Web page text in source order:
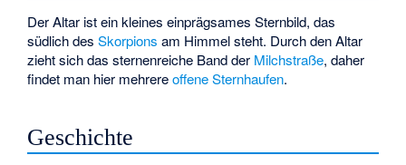
Der Altar ist ein kleines einprägsames Sternbild, das
südlich desSkorpions am Himmel steht. Durch den Altar
zieht sich das sternenreiche Band der Milchstraße, daher
findet man hier mehrereoffene Sternhaufen.
Geschichte